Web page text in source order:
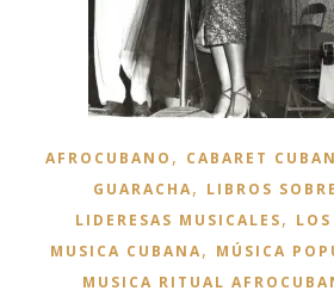
AFROCUBANO , CABARET
GUARACHA, LIBROS
LIDERESAS MUSICALES,
MUSICA CUBANA, MÚSICA
MUSICA RITUAL